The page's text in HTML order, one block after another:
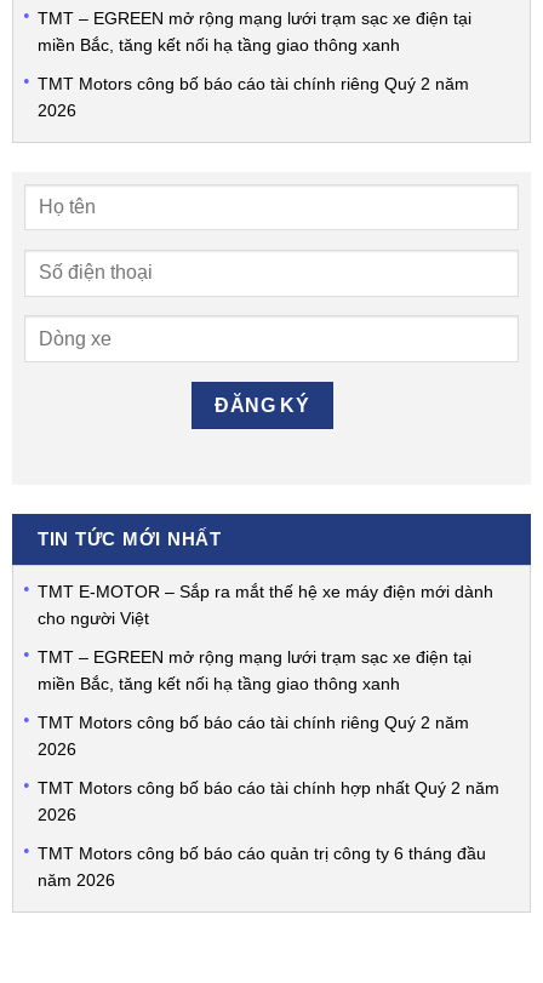
TMT – EGREEN mở rộng mạng lưới trạm sạc xe điện tại
miền Bắc, tăng kết nối hạ tầng giao thông xanh
TMT Motors công bố báo cáo tài chính riêng Quý 2 năm
2026
TIN TỨC MỚI NHẤT
TMT E-MOTOR – Sắp ra mắt thế hệ xe máy điện mới dành
cho người Việt
TMT – EGREEN mở rộng mạng lưới trạm sạc xe điện tại
miền Bắc, tăng kết nối hạ tầng giao thông xanh
TMT Motors công bố báo cáo tài chính riêng Quý 2 năm
2026
TMT Motors công bố báo cáo tài chính hợp nhất Quý 2 năm
2026
TMT Motors công bố báo cáo quản trị công ty 6 tháng đầu
năm 2026